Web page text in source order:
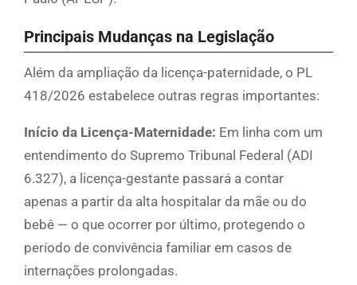
Principais Mudanças na Legislação
Além da ampliação da licença-paternidade, o PL
418/2026 estabelece outras regras importantes:
Início da Licença-Maternidade: Em linha com um
entendimento do Supremo Tribunal Federal (ADI
6.327), a licença-gestante passará a contar
apenas a partir da alta hospitalar da mãe ou do
bebê — o que ocorrer por último, protegendo o
período de convivência familiar em casos de
internações prolongadas.